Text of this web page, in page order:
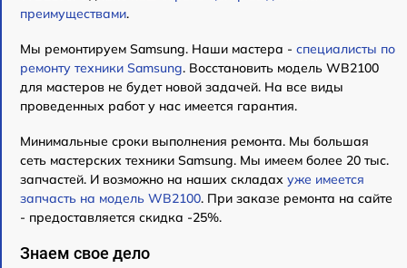
преимуществами.
Мы ремонтируем Samsung. Наши мастера - специалисты по
ремонту техники Samsung. Восстановить модель WB2100
для мастеров не будет новой задачей. На все виды
проведенных работ у нас имеется гарантия.
Минимальные сроки выполнения ремонта. Мы большая
сеть мастерских техники Samsung. Мы имеем более 20 тыс.
запчастей. И возможно на наших складах уже имеется
запчасть на модель WB2100. При заказе ремонта на сайте
- предоставляется скидка -25%.
Знаем свое дело